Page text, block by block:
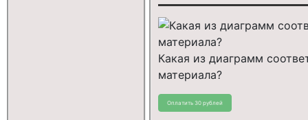
Какая из диаграмм
материала?